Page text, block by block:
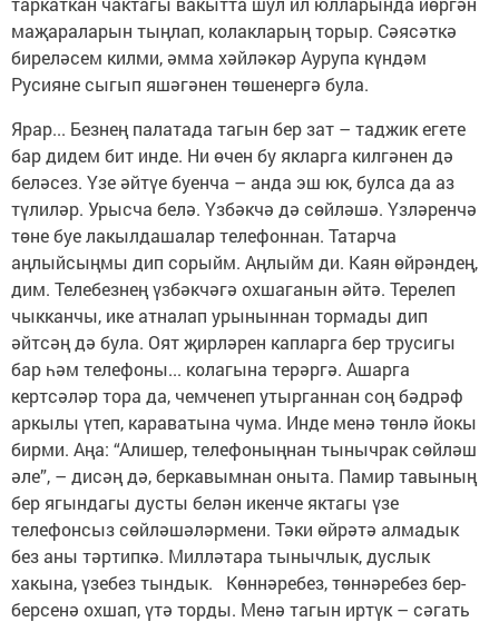
маҗараларын тыңлап, колакларың торыр. Сәясәткә
биреләсем килми, әмма хәйләкәр Аурупа күндәм
Русияне сыгып яшәгәнен төшенергә була.
Ярар... Безнең палатада тагын бер зат – таджик егете
бар дидем бит инде. Ни өчен бу якларга килгәнен дә
беләсез. Үзе әйтүе буенча – анда эш юк, булса да аз
түлиләр. Урысча белә. Үзбәкчә дә сөйләшә. Үзләренчә
төне буе лакылдашалар телефоннан. Татарча
аңлыйсыңмы дип сорыйм. Аңлыйм ди. Каян өйрәндең,
дим. Телебезнең үзбәкчәгә охшаганын әйтә. Терелеп
чыкканчы, ике атналап урыныннан тормады дип
әйтсәң дә була. Оят җирләрен капларга бер трусигы
бар һәм телефоны... колагына терәргә. Ашарга
кертсәләр тора да, чемченеп утырганнан соң бәдрәф
аркылы үтеп, караватына чума. Инде менә төнлә йокы
бирми. Аңа: “Алишер, телефоныңнан тынычрак сөйләш
әле”, – дисәң дә, беркавымнан оныта. Памир тавының
бер ягындагы дусты белән икенче яктагы үзе
телефонсыз сөйләшәләрмени. Тәки өйрәтә алмадык
без аны тәртипкә. Милләтара тынычлык, дуслык
хакына, үзебез тындык. Көннәребез, төннәребез бер-
берсенә охшап, үтә торды. Менә тагын иртүк – сәгать